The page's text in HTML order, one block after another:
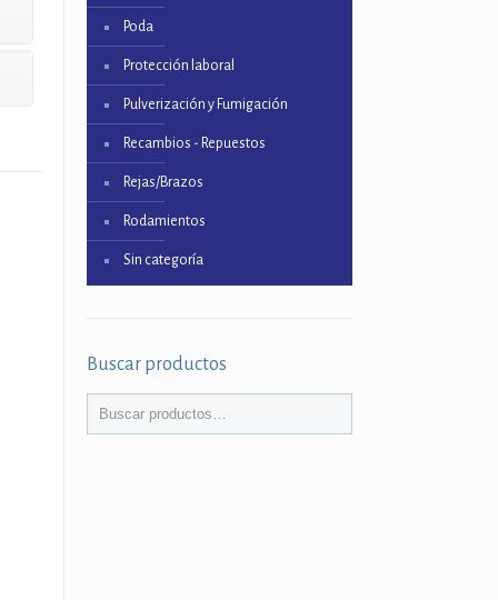
Poda
Protección laboral
Pulverización y Fumigación
Recambios - Repuestos
Rejas/Brazos
Rodamientos
Sin categoría
Buscar productos